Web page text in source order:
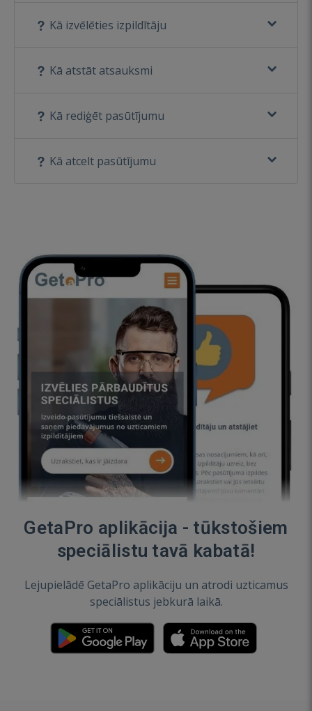
Kā izvēlēties izpildītāju
Kā atstāt atsauksmi
Kā rediģēt pasūtījumu
Kā atcelt pasūtījumu
GetaPro aplikācija - tūkstošiem
speciālistu tavā kabatā!
Lejupielādē GetaPro aplikāciju un atrodi uzticamus
speciālistus jebkurā laikā.